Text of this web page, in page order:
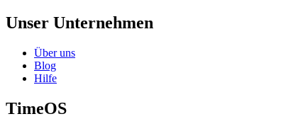
Unser Unternehmen
Über uns
Blog
Hilfe
TimeOS